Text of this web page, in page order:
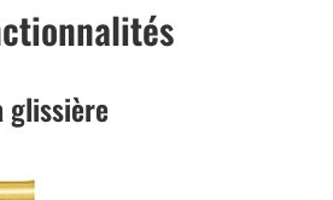
glissière